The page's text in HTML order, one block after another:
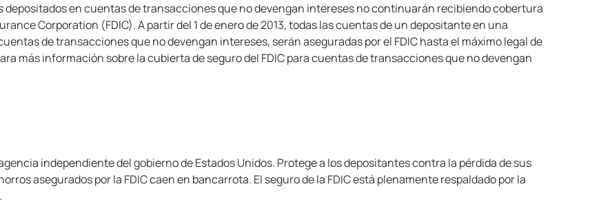
depositados en cuentas de transacciones que no devengan intereses no continuarán recibiendo cobertura
Corporation (FDIC). A partir del 1 de enero de 2013, todas las cuentas de un depositante en una
de transacciones que no devengan intereses, serán aseguradas por el FDIC hasta el máximo legal de
más información sobre la cubierta de seguro del FDIC para cuentas de transacciones que no devengan
independiente del gobierno de Estados Unidos. Protege a los depositantes contra la pérdida de sus
asegurados por la FDIC caen en bancarrota. El seguro de la FDIC está plenamente respaldado por la